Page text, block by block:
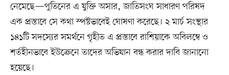
নেমেছে—পুতিনের এ যুক্তি অসার, জাতিসংঘ সাধারণ পরিষদ
এক প্রস্তাবে সে কথা স্পষ্টভাবেই ঘোষণা করেছে। ২ মার্চ সংস্থার
১৪১টি সদস্যের সমর্থনে গৃহীত এ প্রস্তাবে রাশিয়াকে অবিলম্বে ও
শর্তহীনভাবে ইউক্রেনে তাদের অভিযান বন্ধ করার দাবি জানানো
হয়েছে।